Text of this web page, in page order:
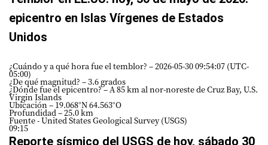
epicentro en Islas Vírgenes de Estados
Unidos
¿Cuándo y a qué hora fue el temblor? – 2026-05-30 09:54:07 (UTC-
05:00)
¿De qué magnitud? – 3.6 grados
¿Dónde fue el epicentro? – A 85 km al nor-noreste de Cruz Bay, U.S.
Virgin Islands
Ubicación – 19.068°N 64.563°O
Profundidad – 25.0 km
Fuente - United States Geological Survey (USGS)
09:15
Reporte sísmico del USGS de hoy, sábado 30